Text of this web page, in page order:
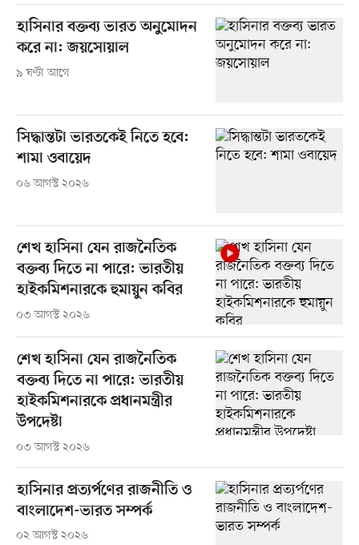
হাসিনার বক্তব্য ভারত অনুমোদন
করে না: জয়সোয়াল
৯ ঘণ্টা আগে
সিদ্ধান্তটা ভারতকেই নিতে হবে:
শামা ওবায়েদ
০৬ আগস্ট ২০২৬
শেখ হাসিনা যেন রাজনৈতিক
বক্তব্য দিতে না পারে: ভারতীয়
হাইকমিশনারকে হুমায়ুন কবির
০৩ আগস্ট ২০২৬
শেখ হাসিনা যেন রাজনৈতিক
বক্তব্য দিতে না পারে: ভারতীয়
হাইকমিশনারকে প্রধানমন্ত্রীর
উপদেষ্টা
০৩ আগস্ট ২০২৬
হাসিনার প্রত্যর্পণের রাজনীতি ও
বাংলাদেশ-ভারত সম্পর্ক
০২ আগস্ট ২০২৬